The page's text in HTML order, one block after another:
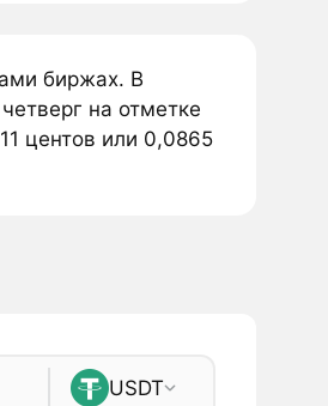
биржах. В
на отметке
центов или 0,0865
USDT